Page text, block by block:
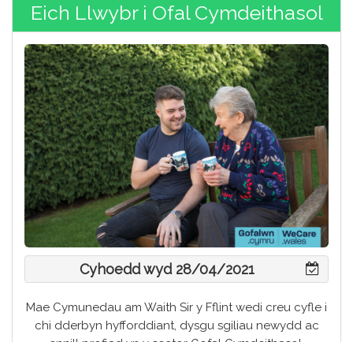
Eich Llwybr i Ofal Cymdeithasol
Cyhoedd wyd 28/04/2021
Mae Cymunedau am Waith Sir y Fflint wedi creu cyfle i
chi dderbyn hyfforddiant, dysgu sgiliau newydd ac